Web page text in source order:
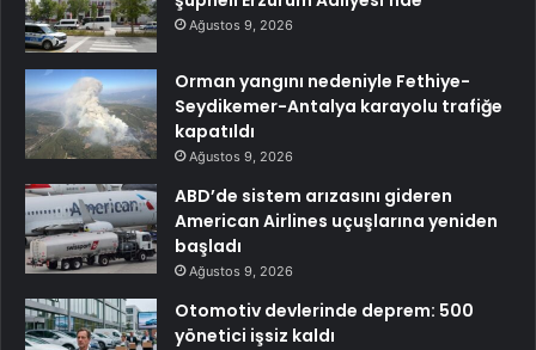
Ağustos 9, 2026
Orman yangını nedeniyle Fethiye-
Seydikemer-Antalya karayolu trafiğe
kapatıldı
Ağustos 9, 2026
ABD’de sistem arızasını gideren
American Airlines uçuşlarına yeniden
başladı
Ağustos 9, 2026
Otomotiv devlerinde deprem: 500
yönetici işsiz kaldı